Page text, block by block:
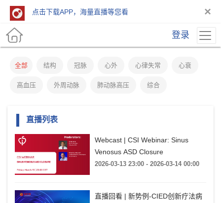
点击下载APP，海量直播等您看 ×
登录
全部 结构 冠脉 心外 心律失常 心衰
高血压 外周动脉 肺动脉高压 综合
直播列表
Webcast | CSI Webinar: Sinus
Venosus ASD Closure
2026-03-13 23:00 - 2026-03-14 00:00
直播回看 | 新势例-CIED创新疗法病